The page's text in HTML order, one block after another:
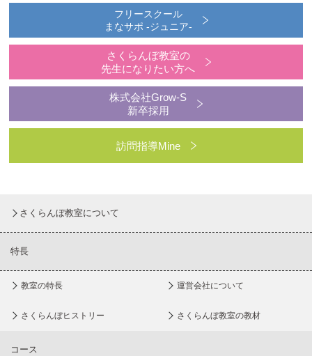
フリースクール
まなサポ -ジュニア-
さくらんぼ教室の
先生になりたい方へ
株式会社Grow-S
新卒採用
訪問指導Mine
さくらんぼ教室について
特長
教室の特長 運営会社について
さくらんぼヒストリー さくらんぼ教室の教材
コース